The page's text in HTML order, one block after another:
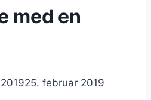
med en
25. februar 2019